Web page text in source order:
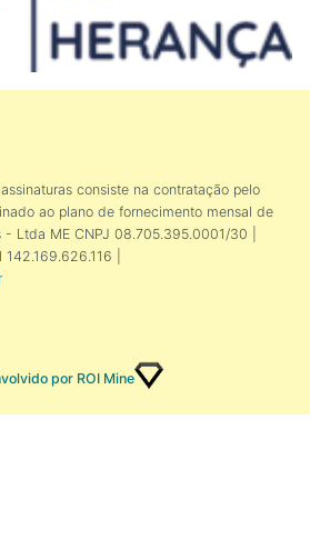
consiste na contratação pelo
ao plano de fornecimento mensal de
Ltda ME CNPJ 08.705.395.0001/30 |
|
por ROI Mine